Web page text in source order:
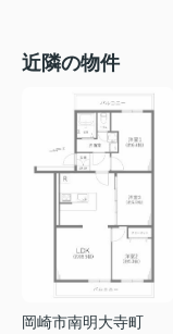
近隣の物件
岡崎市南明大寺町